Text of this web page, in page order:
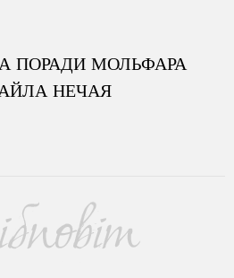
ПОРАДИ МОЛЬФАРА
НЕЧАЯ